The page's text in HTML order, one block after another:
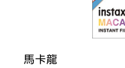
馬卡龍